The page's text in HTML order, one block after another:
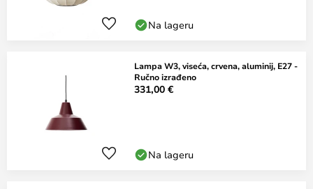
Na lageru
Lampa W3, viseća, crvena, aluminij, E27 -
Ručno izrađeno
331,00 €
Na lageru